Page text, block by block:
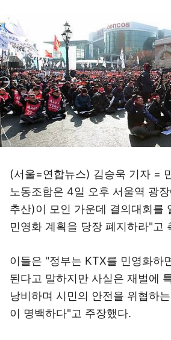
(서울=연합뉴스) 김승욱 기자 =
노동조합은 4일 오후 서울역 광
추산)이 모인 가운데 결의대회를
민영화 계획을 당장 폐지하라"고
이들은 "정부는 KTX를 민영화하
된다고 말하지만 사실은 재벌에
낭비하며 시민의 안전을 위협하
이 명백하다"고 주장했다.